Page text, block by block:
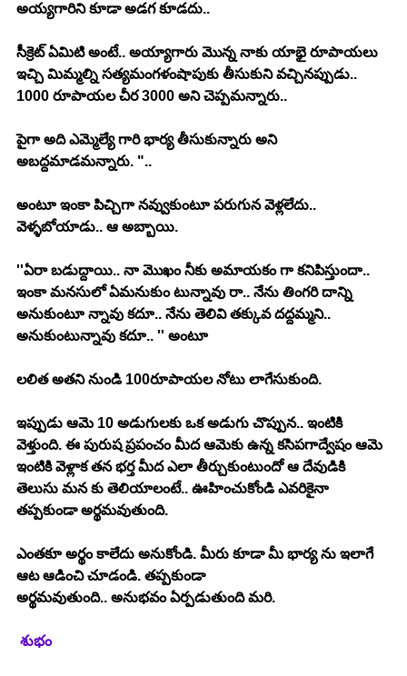
అయ్యగారిని కూడా అడగ కూడదు..
సీక్రెట్ ఏమిటి అంటే.. అయ్యాగారు మొన్న నాకు యాభై రూపాయలు
ఇచ్చి మిమ్మల్ని సత్యమంగళంషాపుకు తీసుకుని వచ్చినప్పుడు..
1000 రూపాయల చీర 3000 అని చెప్పమన్నారు..
పైగా అది ఎమ్మెల్యే గారి భార్య తీసుకున్నారు అని
అబద్దమాడమన్నారు. "..
అంటూ ఇంకా పిచ్చిగా నవ్వుకుంటూ పరుగున వెళ్లలేదు..
వెళ్ళబోయాడు.. ఆ అబ్బాయి.
''ఏరా బడుద్దాయి.. నా మొఖం నీకు అమాయకం గా కనిపిస్తుందా..
ఇంకా మనసులో ఏమనుకుం టున్నావు రా.. నేను తింగరి దాన్ని
అనుకుంటూ న్నావు కదూ.. నేను తెలివి తక్కువ దద్దమ్మని..
అనుకుంటున్నావు కదూ.. '' అంటూ
లలిత అతని నుండి 100రూపాయల నోటు లాగేసుకుంది.
ఇప్పుడు ఆమె 10 అడుగులకు ఒక అడుగు చొప్పున.. ఇంటికి
వెళ్తుంది. ఈ పురుష ప్రపంచం మీద ఆమెకు ఉన్న కసిపగాద్వేషం ఆమె
ఇంటికి వెళ్లాక తన భర్త మీద ఎలా తీర్చుకుంటుందో ఆ దేవుడికి
తెలుసు మన కు తెలియాలంటే.. ఊహించుకోండి ఎవరికైనా
తప్పకుండా అర్థమవుతుంది.
ఎంతకూ అర్థం కాలేదు అనుకోండి. మీరు కూడా మీ భార్య ను ఇలాగే
ఆట ఆడించి చూడండి. తప్పకుండా
అర్థమవుతుంది.. అనుభవం ఏర్పడుతుంది మరి.
శుభం